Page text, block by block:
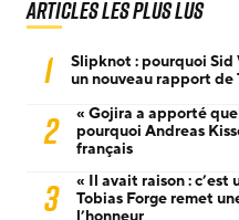
Articles les plus lus
1
Slipknot : pourquoi Sid
un nouveau rapport de
2
« Gojira a apporté
pourquoi Andreas
français
3
« Il avait raison : c’est
Tobias Forge remet